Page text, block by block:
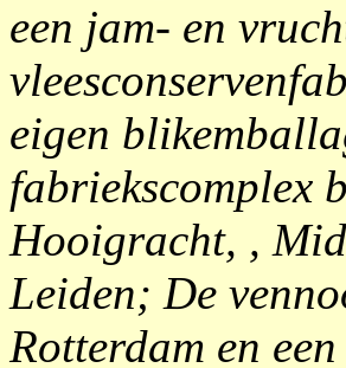
een jam- en
eigen
fabriekscomplex
Hooigracht, ,
Leiden; De
Rotterdam en